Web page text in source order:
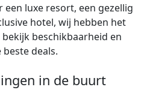
luxe resort, een gezellig
hotel, wij hebben het
beschikbaarheid en
deals.
in de buurt